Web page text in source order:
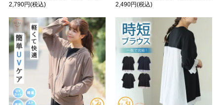
2,790円(税込)
2,490円(税込)